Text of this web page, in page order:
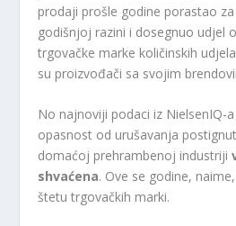
prodaji prošle godine porastao
godišnjoj razini i dosegnuo udjel
trgovačke marke količinskih
su proizvođači sa svojim
No najnoviji podaci iz NielsenIQ-
opasnost od urušavanja
domaćoj prehrambenoj industriji
shvaćena. Ove se godine,
štetu trgovačkih marki.